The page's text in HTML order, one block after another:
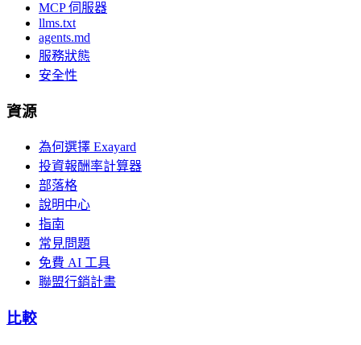
MCP 伺服器
llms.txt
agents.md
服務狀態
安全性
資源
為何選擇 Exayard
投資報酬率計算器
部落格
說明中心
指南
常見問題
免費 AI 工具
聯盟行銷計畫
比較